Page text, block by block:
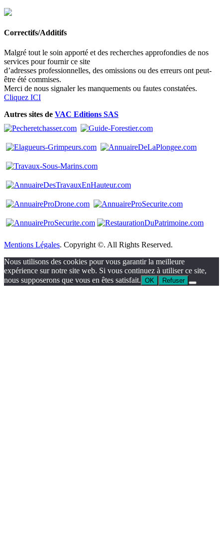
Correctifs/Additifs
Malgré tout le soin apporté et des recherches approfondies de nos
services pour fournir ce site
d’adresses professionnelles, des omissions ou des erreurs ont peut-
être été commises.
Merci de nous signaler les manquements ou fautes constatées.
Cliquez ICI
Autres sites de VAC Editions SAS
Mentions Légales. Copyright ©. All Rights Reserved.
Nous utilisons des cookies pour vous garantir la meilleure
expérience sur notre site web. Si vous continuez à utiliser ce site,
nous supposerons que vous en êtes satisfait. OK Refuser